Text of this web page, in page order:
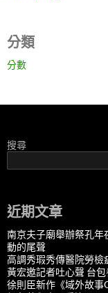
分類
分數
搜尋
近期文章
南京夫子廟舉辦祭孔
動的尾聲
高調秀瑕秀傳醫院勞檢
黃宏邀記者吐心聲 台
徐則臣新作《域外故事